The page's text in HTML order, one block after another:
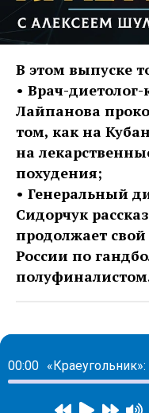
В этом выпуске
• Врач-
Лайпанова
том, как на
на
похудения;
• Генеральный
Сидорчук
продолжает
России по
00:00